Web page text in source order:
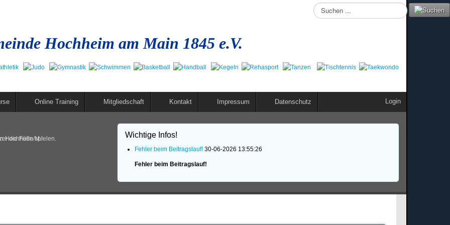
Suchen
...
Hochheim am Main 1845 e.V.
Online Training Mitgliedschaft Kontakt Impressum Datenschutz Login
Hochheim/M.!
die Füße spielen.
Wichtige Infos!
Fehler beim Beitragslauf! 30-06-2026 13:55:26
Fehler beim Beitragslauf!